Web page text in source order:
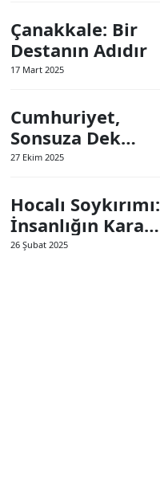
Çanakkale: Bir
Destanın Adıdır
17 Mart 2025
Cumhuriyet,
Sonsuza Dek
Yaşayacak
27 Ekim 2025
Hocalı Soykırımı:
İnsanlığın Kara
Lekesi
26 Şubat 2025